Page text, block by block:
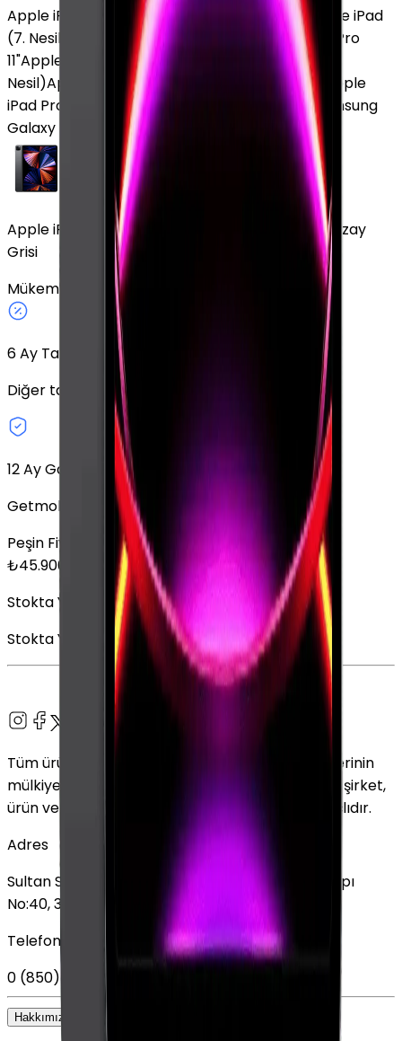
Apple iPad mini (6. Nesil)Apple iPad Pro M5Apple iPad
(7. Nesil)
Apple iPad Pro 13" (7. Nesil)
Apple iPad Pro
11"Apple iPad Pro 12.9" (6. Nesil)
Apple iPad (5.
Nesil)Apple iPad 11" (A16) Apple iPad (10. Nesil)
Apple
iPad Pro 11" (2. Nesil)Samsung Galaxy Tab S9Samsung
Galaxy Tab A8
Apple iPad Pro 12.9" (5. Nesil) 2 TB 12.9" Cellular Uzay
Grisi
Mükemmel
Uzay Grisi
6Ay Taksit Seçeneği
Diğer taksit seçeneklerini keşfedin.
12 Ay Garanti
Getmobil Garantisi
Peşin Fiyatına
x7.650,00
₺45.900
Stokta Yok
Stokta Yok
Tüm ürün adları, logolar ve markalar ilgili sahiplerinin
mülkiyetindedir. Bu web sitesinde kullanılan tüm şirket,
ürün ve hizmet adları yalnızca tanımlama amaçlıdır.
Adres
Sultan Selim Mahallesi, Lalegül Sokağı No:5, İç Kapı
No:40, 34415 Kağıthane/İstanbul
Telefon
0 (850) 303 79 79
Hakkımızda